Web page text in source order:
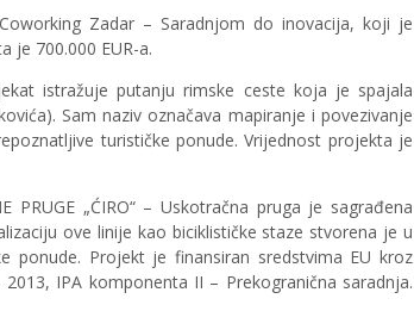
Zadar – Saradnjom do inovacija, koji je
je 700.000 EUR-a.
istražuje putanju rimske ceste koja je spajala
Sam naziv označava mapiranje i povezivanje
turističke ponude. Vrijednost projekta je
PRUGE „ĆIRO“ – Uskotračna pruga je sagrađena
ove linije kao biciklističke staze stvorena je u
ponude. Projekt je finansiran sredstvima EU kroz
IPA komponenta II – Prekogranična saradnja.